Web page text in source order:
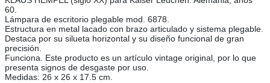
60.
Lámpara de escritorio plegable mod. 6878.
Estructura en metal lacado con brazo articulado y sistema plegable.
Destaca por su silueta horizontal y su diseño funcional de gran
precisión.
Funciona. Este producto es un artículo vintage original, por lo que
presenta signos de desgaste por uso.
Medidas: 26 x 26 x 17.5 cm.